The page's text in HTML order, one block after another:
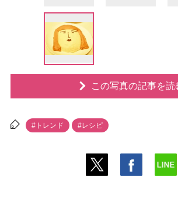
この写真の記事を読
#トレンド #レシピ